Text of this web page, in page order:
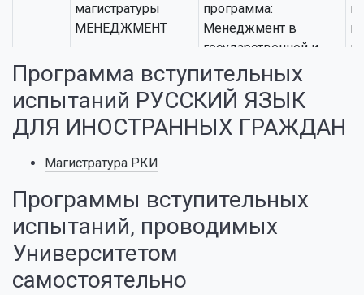
магистратуры
МЕНЕДЖМЕНТ
программа:
Менеджмент в
государственной и
муниципальной
службе
38.04.02
направление
МЕНЕДЖМЕНТ
Магистерская
гостиничным
бизнесом
40.04.01
направление
магистратуры
Программа вступительных
испытаний РУССКИЙ ЯЗЫК
ДЛЯ ИНОСТРАННЫХ ГРАЖДАН
Магистратура РКИ
Программы вступительных
испытаний, проводимых
Университетом
самостоятельно